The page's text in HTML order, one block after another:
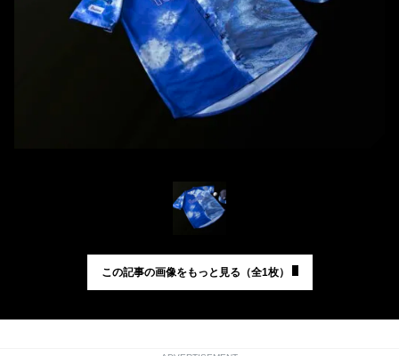
この記事の画像をもっと見る（全1枚）